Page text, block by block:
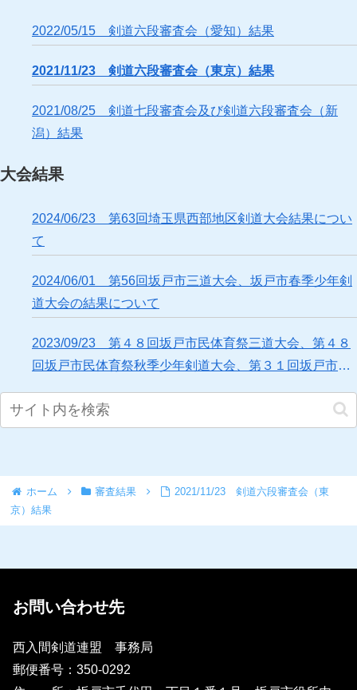
2022/05/15 剣道六段審査会（愛知）結果
2021/11/23 剣道六段審査会（東京）結果
2021/08/25 剣道七段審査会及び剣道六段審査会（新
潟）結果
大会結果
2024/06/23 第63回埼玉県西部地区剣道大会結果につい
て
2024/06/01 第56回坂戸市三道大会、坂戸市春季少年剣
道大会の結果について
2023/09/23 第４８回坂戸市民体育祭三道大会、第４８
回坂戸市民体育祭秋季少年剣道大会、第３１回坂戸市中
ホーム 審査結果
2021/11/23 剣道六段審査会（東
京）結果
お問い合わせ先
西入間剣道連盟 事務局
​郵便番号：350-0292